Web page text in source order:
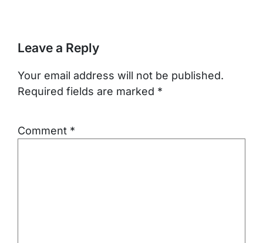
Leave a Reply
Your email address will not be published.
Required fields are marked *
Comment *